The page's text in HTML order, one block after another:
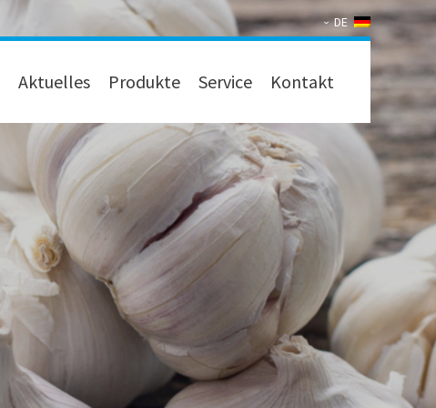
DE
Aktuelles Produkte Service Kontakt